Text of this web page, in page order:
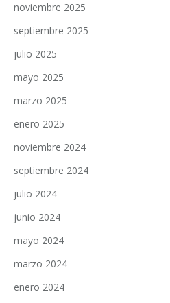
noviembre 2025
septiembre 2025
julio 2025
mayo 2025
marzo 2025
enero 2025
noviembre 2024
septiembre 2024
julio 2024
junio 2024
mayo 2024
marzo 2024
enero 2024